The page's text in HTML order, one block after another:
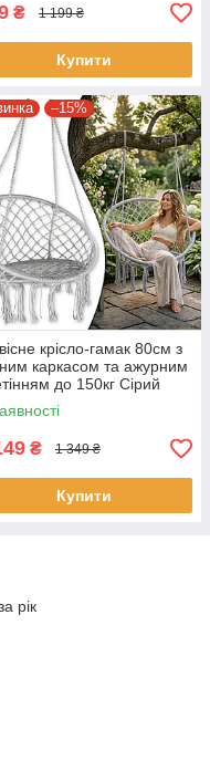
₴ 1 199 ₴
Купити
–15%
крісло-гамак 80см з
каркасом та ажурним
до 150кг Сірий
₴ 1 349 ₴
Купити
рік